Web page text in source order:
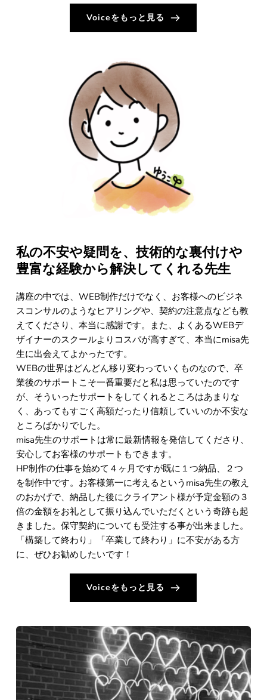
Voiceをもっと見る
私の不安や疑問を、技術的な裏付けや
豊富な経験から解決してくれる先生
講座の中では、WEB制作だけでなく、お客様へのビジネ
スコンサルのようなヒアリングや、契約の注意点なども教
えてくださり、本当に感謝です。また、よくあるWEBデ
ザイナーのスクールよりコスパが高すぎて、本当にmisa先
生に出会えてよかったです。
WEBの世界はどんどん移り変わっていくものなので、卒
業後のサポートこそ一番重要だと私は思っていたのです
が、そういったサポートをしてくれるところはあまりな
く、あってもすごく高額だったり信頼していいのか不安な
ところばかりでした。
misa先生のサポートは常に最新情報を発信してくださり、
安心してお客様のサポートもできます。
HP制作の仕事を始めて４ヶ月ですが既に１つ納品、２つ
を制作中です。お客様第一に考えるというmisa先生の教え
のおかげで、納品した後にクライアント様が予定金額の３
倍の金額をお礼として振り込んでいただくという奇跡も起
きました。保守契約についても受注する事が出来ました。
「構築して終わり」「卒業して終わり」に不安がある方
に、ぜひお勧めしたいです！
Voiceをもっと見る